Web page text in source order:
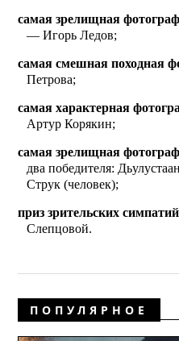
самая зрелищная
— Игорь Ледов;
самая смешная походная
Петрова;
самая характерная
Артур Корякин;
самая зрелищная
два победителя:
Струк (человек);
приз зрительских симпатий
Слепцовой.
ПОПУЛЯРНОЕ